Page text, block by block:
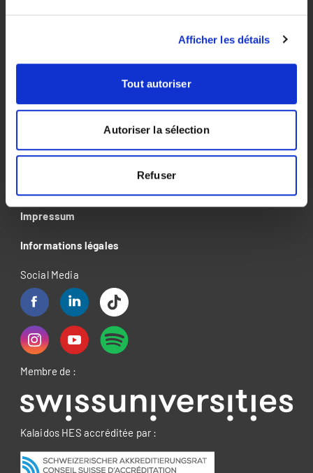
Afficher les détails
Tout autoriser
Autoriser la sélection
Refuser
Pour les entreprises
Présentation
Impressum
Informations légales
Social Media
Membre de :
Kalaidos HES accréditée par :